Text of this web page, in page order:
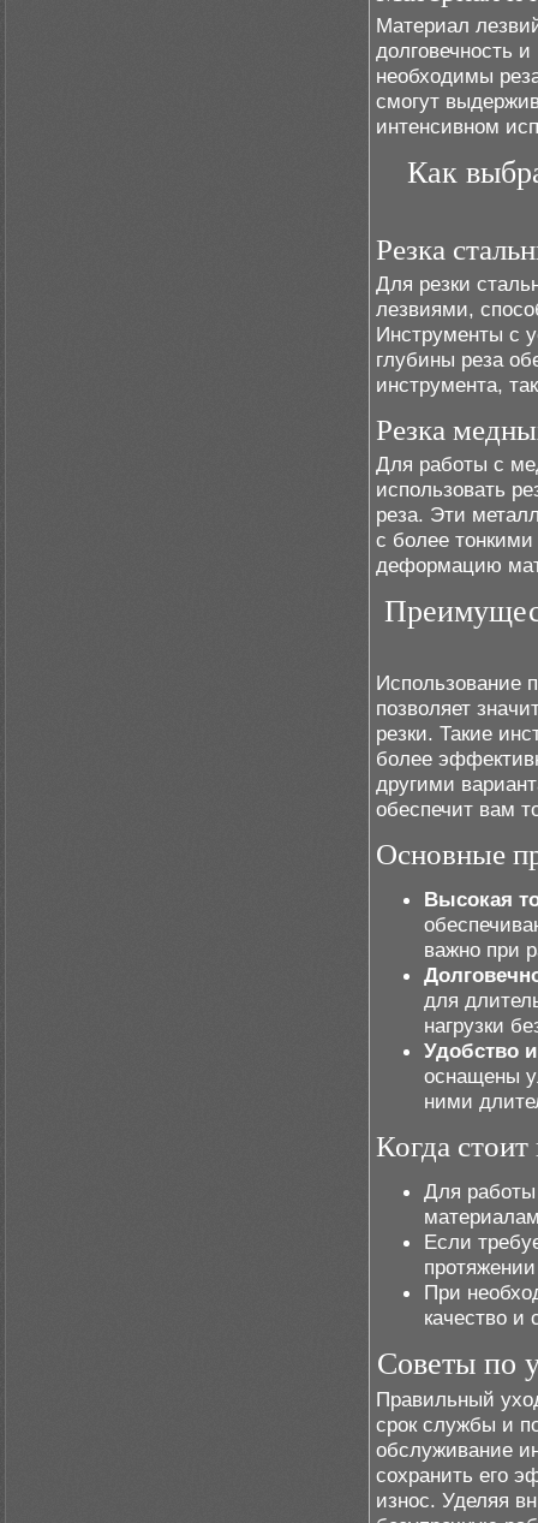
Материал
долговечность
необходимы
смогут
интенсивном
Как
Резка
Для резки
лезвиями,
Инструменты с
глубины реза
инструмента,
Резка
Для работы с
использовать
реза. Эти
с более
деформацию
Использование
позволяет
резки. Такие
более
другими
обеспечит вам
Основные
Высокая
важно при
для
нагрузки
Удобство
оснащены
ними
Когда
Для
Если
При
качество и
Советы по
Правильный
срок службы и
обслуживание
сохранить его
износ. Уделяя